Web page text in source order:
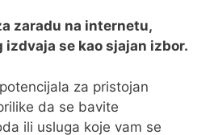
zaradu na internetu,
se kao sjajan izbor.
za pristojan
da se bavite
ili usluga koje vam se